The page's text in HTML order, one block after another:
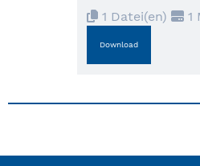
1 Datei(en)
1
Download